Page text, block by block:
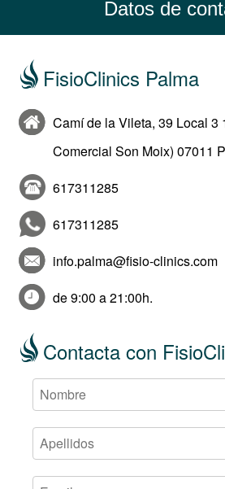
Datos de
FisioClinics Palma
Camí de la Vileta, 39 Local 3
Comercial Son Moix) 07011
617311285
617311285
info.palma@fisio-clinics.com
de 9:00 a 21:00h.
Contacta con